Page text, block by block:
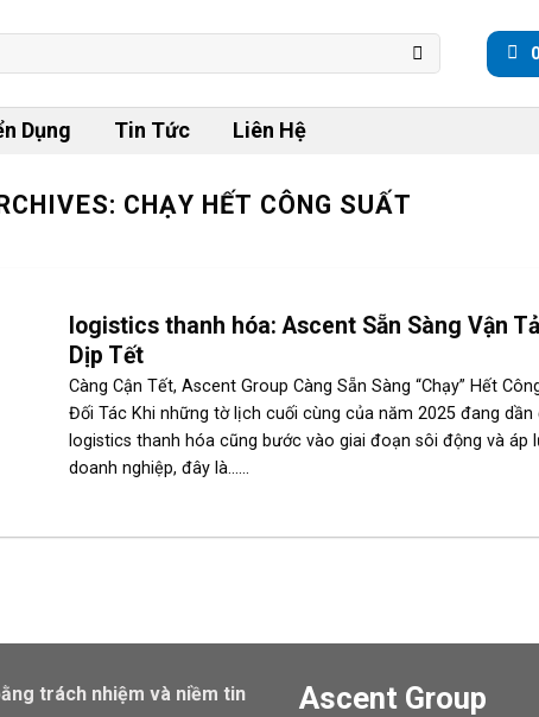
Dụng Tin Tức Liên Hệ
CHẠY HẾT CÔNG SUẤT
logistics thanh hóa: Ascent Sẵn Sàng Vận
Dịp Tết
Càng Cận Tết, Ascent Group Càng Sẵn Sàng “Chạy” Hết
Đối Tác Khi những tờ lịch cuối cùng của năm 2025 đang
logistics thanh hóa cũng bước vào giai đoạn sôi động và áp
doanh nghiệp, đây là......
trách nhiệm và niềm tin Ascent Group